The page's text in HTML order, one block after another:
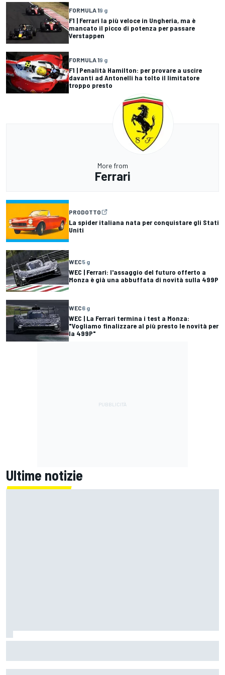
FORMULA 19 g
F1 | Ferrari la più veloce in Ungheria, ma è
mancato il picco di potenza per passare
Verstappen
FORMULA 19 g
F1 | Penalità Hamilton: per provare a uscire
davanti ad Antonelli ha tolto il limitatore
troppo presto
More from
Ferrari
PRODOTTO
La spider italiana nata per conquistare gli Stati
Uniti
WEC5 g
WEC | Ferrari: l'assaggio del futuro offerto a
Monza è già una abbuffata di novità sulla 499P
WEC6 g
WEC | La Ferrari termina i test a Monza:
"Vogliamo finalizzare al più presto le novità per
la 499P"
Ultime notizie